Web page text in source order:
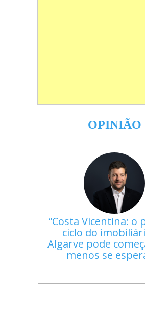
OPINIÃO
Costa Vicentina: o
ciclo do
Algarve pode
menos se